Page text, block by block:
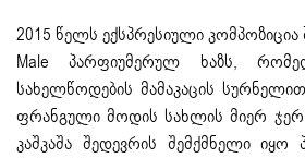
2015 წელს ექსპრესიული
Male პარფიუმერულ ხაზს,
სახელწოდების მამაკაცის
ფრანგული მოდის სახლის მიერ ჯერ
კაშკაშა შედევრის შემქმნელი იყო